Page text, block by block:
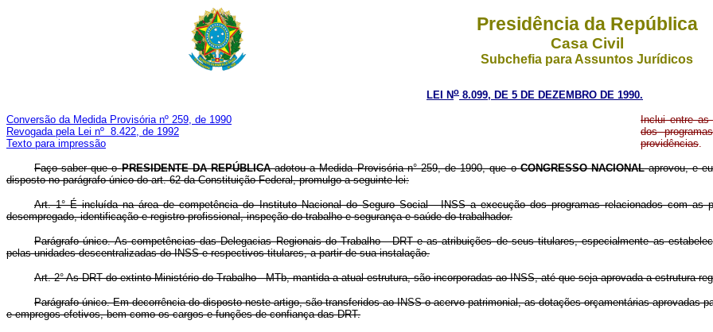
Presidência da República
Casa Civil
Subchefia para Assuntos Jurídicos
LEI No 8.099, DE 5 DE DEZEMBRO DE 1990.
Conversão da Medida Provisória nº 259, de 1990
Revogada pela Lei nº 8.422, de 1992
Texto para impressão
Inclui entre as
dos
providências.
Faço saber que oPRESIDENTE DA REPÚBLICAadotou a Medida Provisória n° 259, de 1990, que oCONGRESSO NACIONALaprovou, e
disposto no parágrafo único do art. 62 da Constituição Federal, promulgo a seguinte lei:
Art. 1° É incluída na área de competência do Instituto Nacional do Seguro Social - INSS a execução dos programas relacionados com as
desempregado, identificação e registro profissional, inspeção do trabalho e segurança e saúde do trabalhador.
Parágrafo único. As competências das Delegacias Regionais do Trabalho - DRT e as atribuições de seus titulares, especialmente as
pelas unidades descentralizadas do INSS e respectivos titulares, a partir de sua instalação.
Art. 2° As DRT do extinto Ministério do Trabalho - MTb, mantida a atual estrutura, são incorporadas ao INSS, até que seja aprovada a estrutura
Parágrafo único. Em decorrência do disposto neste artigo, são transferidos ao INSS o acervo patrimonial, as dotações orçamentárias
e empregos efetivos, bem como os cargos e funções de confiança das DRT.